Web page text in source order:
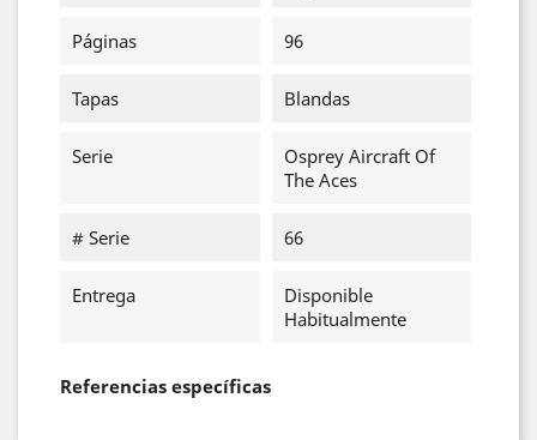
Páginas 96
Tapas Blandas
Serie
Osprey Aircraft Of
The Aces
# Serie 66
Entrega
Disponible
Habitualmente
Referencias específicas